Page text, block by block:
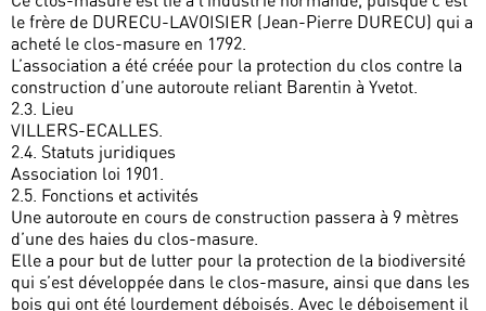
le frère de DURECU-LAVOISIER (Jean-Pierre DURECU) qui a
acheté le clos-masure en 1792.
L’association a été créée pour la protection du clos contre la
construction d’une autoroute reliant Barentin à Yvetot.
2.3. Lieu
VILLERS-ECALLES.
2.4. Statuts juridiques
Association loi 1901.
2.5. Fonctions et activités
Une autoroute en cours de construction passera à 9 mètres
d’une des haies du clos-masure.
Elle a pour but de lutter pour la protection de la biodiversité
qui s’est développée dans le clos-masure, ainsi que dans les
bois qui ont été lourdement déboisés. Avec le déboisement il